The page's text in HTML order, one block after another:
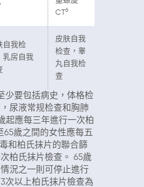
CT6
自我检
乳房自我
皮肤自我
检查，睾
丸自我检
查
少要包括病史，体格检
尿液常规检查和胸肺
起應每三年進行一次柏
65歲之間的女性應每五
和柏氏抹片的聯合篩
柏氏抹片檢查。 65歲
況之一則可停止進行
次以上柏氏抹片檢查為